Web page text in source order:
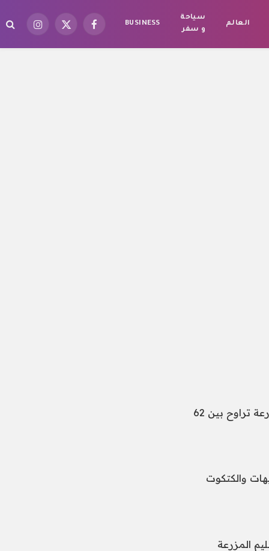
العالم
سياحة
و سفر
BUSINESS فيسبوكX
الانستغرام
كشف سامح السيد رئيس شعبة الدواجن، أن سعر الكيلو الأبيض تسليم أرض المزرعة تراوح بين 62
خاصة إلى أن سعر الساسو 73 جنيها والكتكوت الأبيض 8 جنيهات والكتكوت
سعر الكرتونة الأبيض 95 جنيها تسليم المزرعة